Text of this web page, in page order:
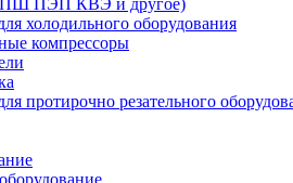
ПЭП КВЭ и другое)
холодильного оборудования
компрессоры
протирочно резательного